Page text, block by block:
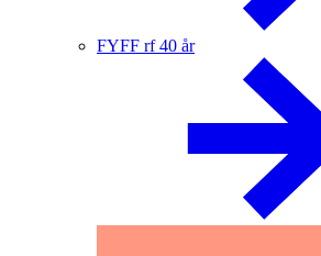
FYFF rf 40 år